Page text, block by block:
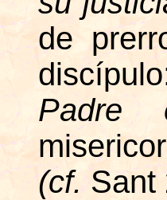
de
Padre
(cf.Sant